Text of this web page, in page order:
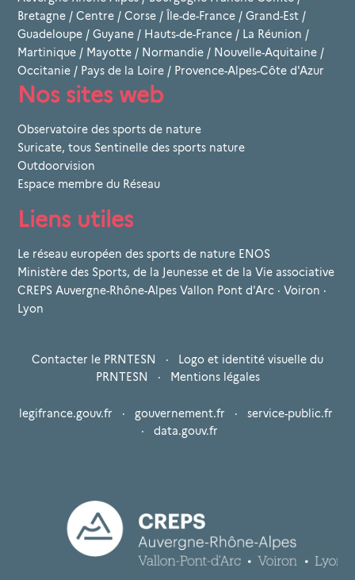
Bretagne / Centre / Corse / Île-de-France / Grand-Est /
Guadeloupe / Guyane / Hauts-de-France / La Réunion /
Martinique / Mayotte / Normandie / Nouvelle-Aquitaine /
Occitanie / Pays de la Loire / Provence-Alpes-Côte d'Azur
Nos sites web
Observatoire des sports de nature
Suricate, tous Sentinelle des sports nature
Outdoorvision
Espace membre du Réseau
Liens utiles
Le réseau européen des sports de nature ENOS
Ministère des Sports, de la Jeunesse et de la Vie associative
CREPS Auvergne-Rhône-Alpes Vallon Pont d'Arc · Voiron ·
Lyon
Contacter le PRNTESN ·
Logo et identité visuelle du
PRNTESN
· Mentions légales
legifrance.gouv.fr · gouvernement.fr · service-public.fr
· data.gouv.fr